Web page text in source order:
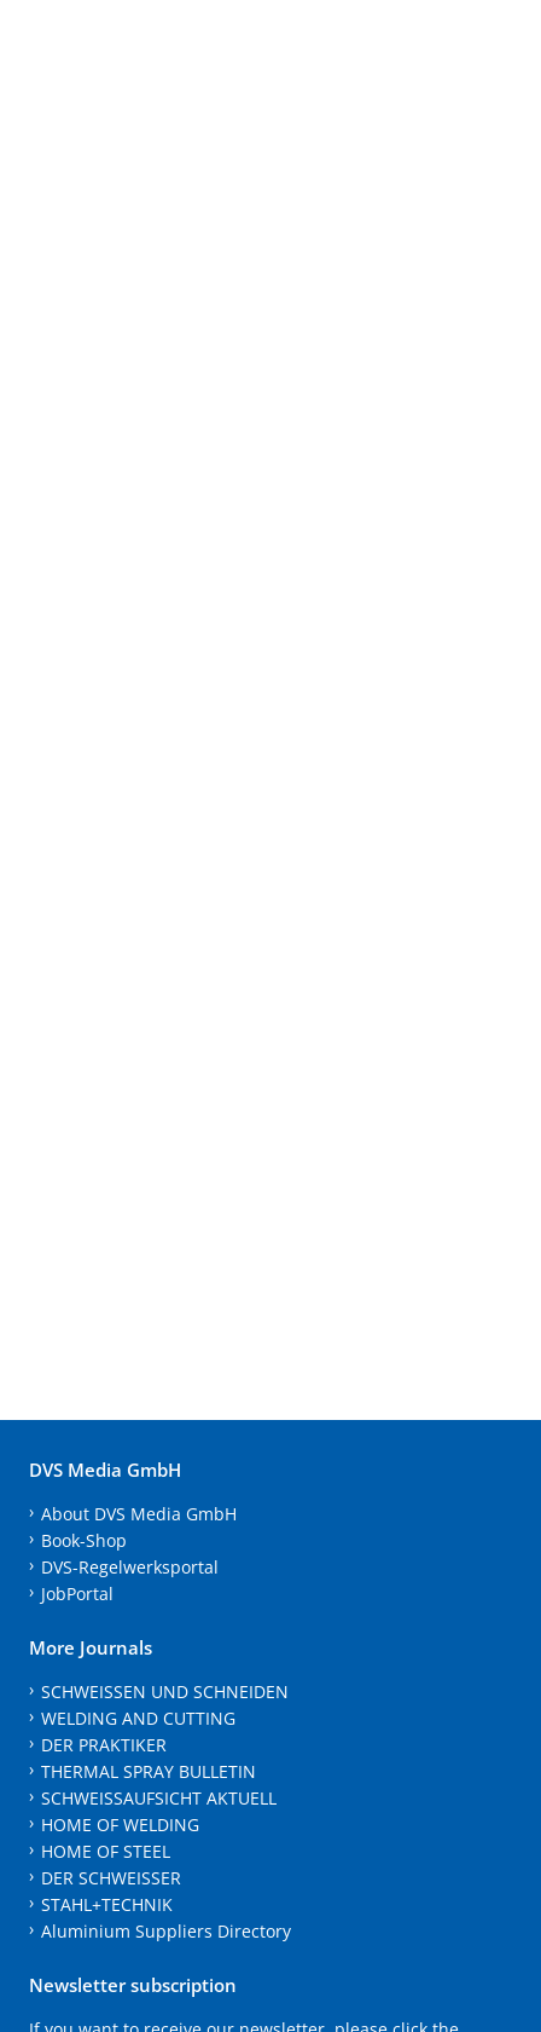
DVS Media GmbH
About DVS Media GmbH
Book-Shop
DVS-Regelwerksportal
JobPortal
More Journals
SCHWEISSEN UND SCHNEIDEN
WELDING AND CUTTING
DER PRAKTIKER
THERMAL SPRAY BULLETIN
SCHWEISSAUFSICHT AKTUELL
HOME OF WELDING
HOME OF STEEL
DER SCHWEISSER
STAHL+TECHNIK
Aluminium Suppliers Directory
Newsletter subscription